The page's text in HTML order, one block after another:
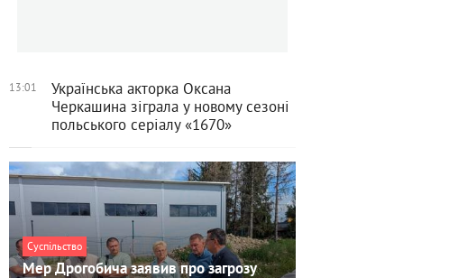
13:01
Українська акторка Оксана
Черкашина зіграла у новому сезоні
польського серіалу «1670»
Суспільство
Мер Дрогобича заявив про загрозу